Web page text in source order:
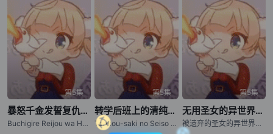
第5集
暴怒千金发誓复仇。～凭借魔导书之力打垮祖国～
Buchigire Reijou wa Houfuku wo Chikaimashita. Madousho no Chikara de Sokoku wo Tatakitsubushimasu / A Livid Lady's Guide to Getting Even: How I Crushed My Homeland with My Mighty Grimoires, The Furious Princess Decided to Take Revenge
第5集
转学后班上的清纯可爱美少女，竟是小时候玩在一起的哥儿们
Tenkou-saki no Seiso Karen na Bishoujo ga, Mukashi Danshi to Omotte Issho ni Asonda Osananajimi Datta Ken / Oh Boy, Was I Wrong About Her
第5集
无用圣女的异世界美食之旅 凭借隐藏技能召唤露营车
被遗弃的圣女的异世界饭旅隐藏技能召唤了露营车